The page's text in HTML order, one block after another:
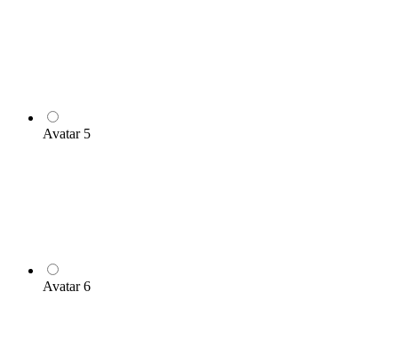
Avatar 5
Avatar 6